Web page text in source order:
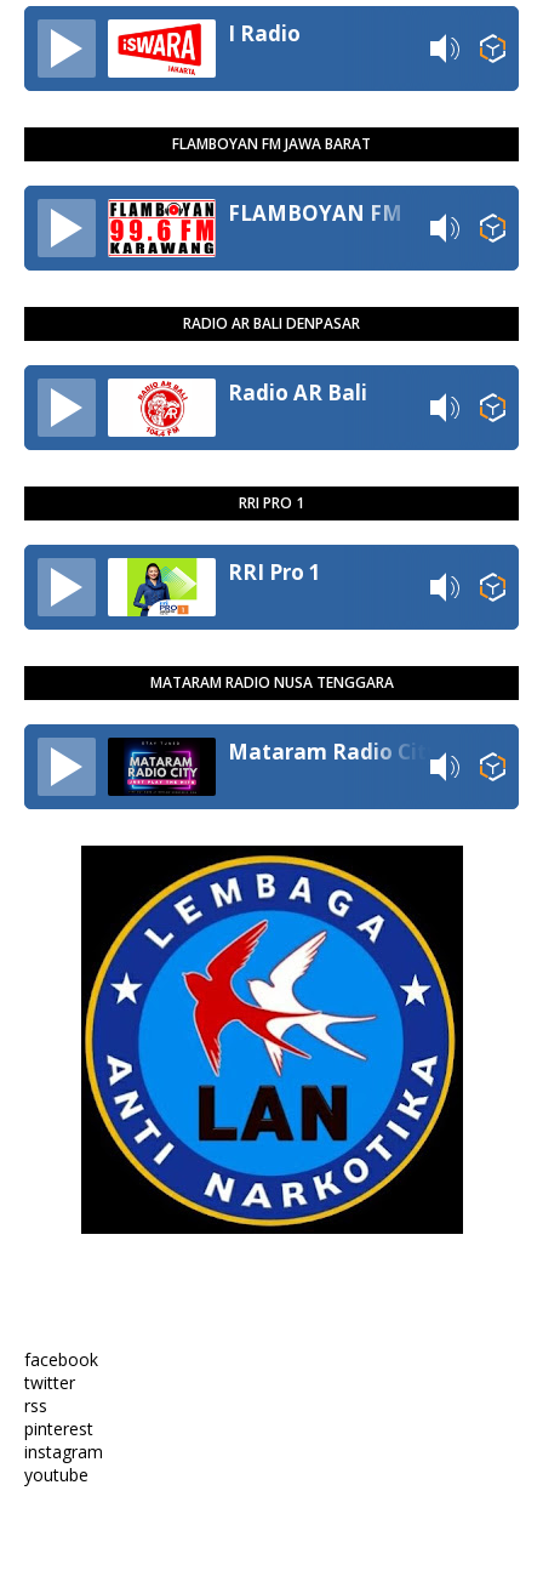
I Radio
FLAMBOYAN FM JAWA BARAT
FLAMBOYAN FM
RADIO AR BALI DENPASAR
Radio AR Bali
RRI PRO 1
RRI Pro 1
MATARAM RADIO NUSA TENGGARA
Mataram Radio City
facebook
twitter
rss
pinterest
instagram
youtube